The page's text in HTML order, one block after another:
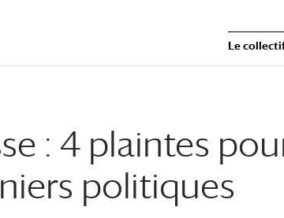
Le
: 4 plaintes
politiques